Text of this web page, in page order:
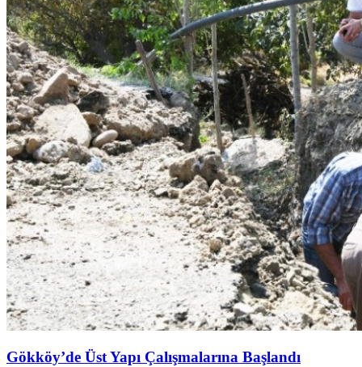
Gökköy’de Üst Yapı Çalışmalarına Başlandı